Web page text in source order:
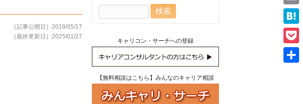
［記事公開日］2019/05/17
［最終更新日］2025/01/27
キャリコン・サーチへの登録
【無料相談はこちら】みんなのキャリア相談
Email